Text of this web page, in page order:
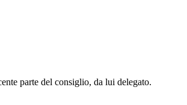
parte del consiglio, da lui delegato.